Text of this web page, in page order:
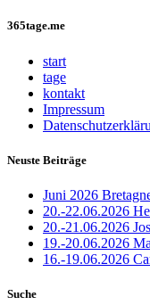
365tage.me
start
tage
kontakt
Impressum
Neuste Beiträge
Juni 2026
20.-22.06.2026
20.-21.06.2026
19.-20.06.2026
16.-19.06.2026
Suche